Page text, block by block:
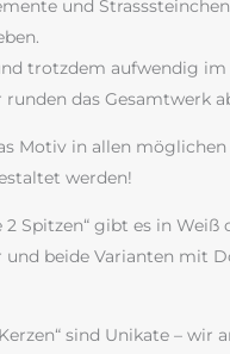
und
trotzdem aufwendig im
runden das Gesamtwerk
Motiv in allen möglichen
werden!
2 Spitzen“ gibt es in Weiß
beide Varianten mit
sind Unikate – wir